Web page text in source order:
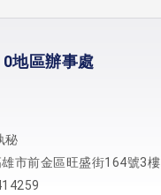
地區辦事處
秘
市前金區旺盛街164號3樓